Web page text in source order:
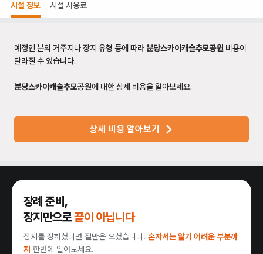
시설 정보 시설 사용료
예정인 분의 거주지나 장지 유형 등에 따라 분당스카이캐슬추모공원 비용이
달라질 수 있습니다.
분당스카이캐슬추모공원에 대한 상세 비용을 알아보세요.
상세 비용 알아보기
장례 준비,
장지만으로끝이 아닙니다
장지를 정하셨다면 절반은 오셨습니다. 혼자서는 알기 어려운 부분까
지 한번에 알아보세요.